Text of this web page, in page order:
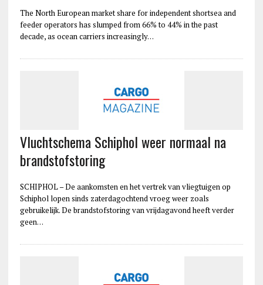
The North European market share for independent shortsea and
feeder operators has slumped from 66% to 44% in the past
decade, as ocean carriers increasingly…
Vluchtschema Schiphol weer normaal na
brandstofstoring
SCHIPHOL – De aankomsten en het vertrek van vliegtuigen op
Schiphol lopen sinds zaterdagochtend vroeg weer zoals
gebruikelijk. De brandstofstoring van vrijdagavond heeft verder
geen…